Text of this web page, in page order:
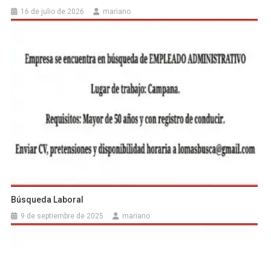
16 de julio de 2026 mariano
Búsqueda Laboral
9 de septiembre de 2025 mariano